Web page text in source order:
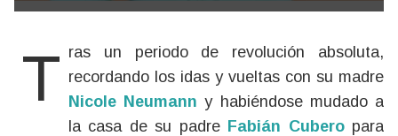
Tras un periodo de revolución absoluta, recordando los idas y vueltas con su madre
Nicole Neumann y habiéndose mudado a
la casa de su padre Fabián Cuberopara